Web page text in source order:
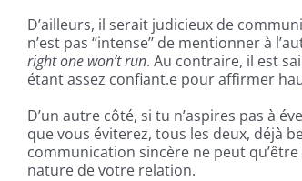
D’ailleurs, il serait judicieux de
n’est pas ‘’intense’’ de mentionner à
right one won’t run. Au contraire, il est
étant assez confiant.e pour affirmer
D’un autre côté, si tu n’aspires pas à
que vous éviterez, tous les deux, déjà
communication sincère ne peut
nature de votre relation.